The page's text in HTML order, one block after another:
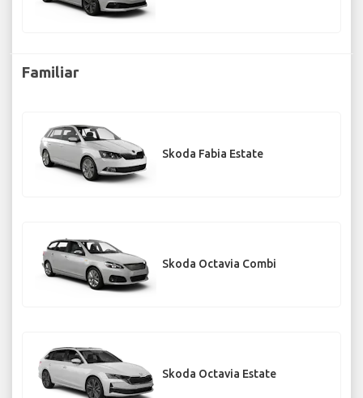
Familiar
Skoda Fabia Estate
Skoda Octavia Combi
Skoda Octavia Estate